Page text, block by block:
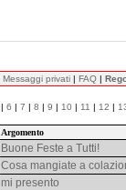
Messaggi privati | FAQ |
| 6 | 7 | 8 | 9 | 10 | 11 | 12 |
Argomento
Buone Feste a Tutti!
Cosa mangiate a
mi presento